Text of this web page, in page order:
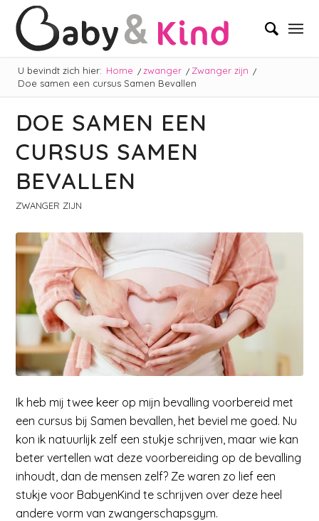
U bevindt zich hier: Home / zwanger / Zwanger zijn /
Doe samen een cursus Samen Bevallen
DOE SAMEN EEN
CURSUS SAMEN
BEVALLEN
ZWANGER ZIJN
Ik heb mij twee keer op mijn bevalling voorbereid met
een cursus bij Samen bevallen, het beviel me goed. Nu
kon ik natuurlijk zelf een stukje schrijven, maar wie kan
beter vertellen wat deze voorbereiding op de bevalling
inhoudt, dan de mensen zelf? Ze waren zo lief een
stukje voor BabyenKind te schrijven over deze heel
andere vorm van zwangerschapsgym.